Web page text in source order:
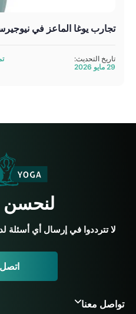
تجارب يوغا الماعز في
تاريخ التحديث:
29 مايو 2026
لنحسن
لا تترددوا في إرسال أي أسئلة
اتصل
تواصل معنا